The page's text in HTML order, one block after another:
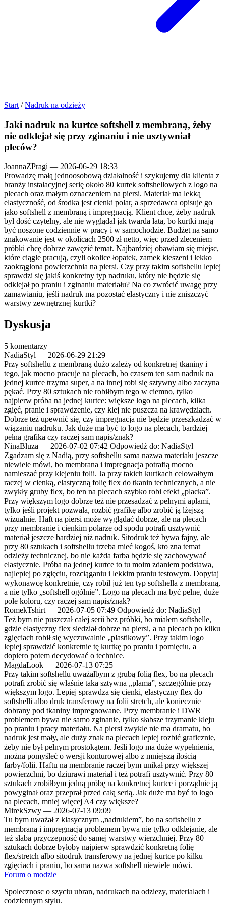
Start / Nadruk na odzieży
Jaki nadruk na kurtce softshell z membraną, żeby
nie odklejał się przy zginaniu i nie usztywniał
pleców?
JoannaZPragi — 2026-06-29 18:33
Prowadzę małą jednoosobową działalność i szykujemy dla klienta z
branży instalacyjnej serię około 80 kurtek softshellowych z logo na
plecach oraz małym oznaczeniem na piersi. Materiał ma lekką
elastyczność, od środka jest cienki polar, a sprzedawca opisuje go
jako softshell z membraną i impregnacją. Klient chce, żeby nadruk
był dość czytelny, ale nie wyglądał jak twarda łata, bo kurtki mają
być noszone codziennie w pracy i w samochodzie. Budżet na samo
znakowanie jest w okolicach 2500 zł netto, więc przed zleceniem
próbki chcę dobrze zawęzić temat. Najbardziej obawiam się miejsc,
które ciągle pracują, czyli okolice łopatek, zamek kieszeni i lekko
zaokrąglona powierzchnia na piersi. Czy przy takim softshellu lepiej
sprawdzi się jakiś konkretny typ nadruku, który nie będzie się
odklejał po praniu i zginaniu materiału? Na co zwrócić uwagę przy
zamawianiu, jeśli nadruk ma pozostać elastyczny i nie zniszczyć
warstwy zewnętrznej kurtki?
Dyskusja
5 komentarzy
NadiaStyl — 2026-06-29 21:29
Przy softshellu z membraną dużo zależy od konkretnej tkaniny i
tego, jak mocno pracuje na plecach, bo czasem ten sam nadruk na
jednej kurtce trzyma super, a na innej robi się sztywny albo zaczyna
pękać. Przy 80 sztukach nie robiłbym tego w ciemno, tylko
najpierw próba na jednej kurtce: większe logo na plecach, kilka
zgięć, pranie i sprawdzenie, czy klej nie puszcza na krawędziach.
Dobrze też upewnić się, czy impregnacja nie będzie przeszkadzać w
wiązaniu nadruku. Jak duże ma być to logo na plecach, bardziej
pełna grafika czy raczej sam napis/znak?
NinaBluza — 2026-07-02 07:42 Odpowiedź do: NadiaStyl
Zgadzam się z Nadią, przy softshellu sama nazwa materiału jeszcze
niewiele mówi, bo membrana i impregnacja potrafią mocno
namieszać przy klejeniu folii. Ja przy takich kurtkach celowałbym
raczej w cienką, elastyczną folię flex do tkanin technicznych, a nie
zwykły gruby flex, bo ten na plecach szybko robi efekt „placka”.
Przy większym logo dobrze też nie przesadzać z pełnymi aplami,
tylko jeśli projekt pozwala, rozbić grafikę albo zrobić ją lżejszą
wizualnie. Haft na piersi może wyglądać dobrze, ale na plecach
przy membranie i cienkim polarze od spodu potrafi usztywnić
materiał jeszcze bardziej niż nadruk. Sitodruk też bywa fajny, ale
przy 80 sztukach i softshellu trzeba mieć kogoś, kto zna temat
odzieży technicznej, bo nie każda farba będzie się zachowywać
elastycznie. Próba na jednej kurtce to tu moim zdaniem podstawa,
najlepiej po zgięciu, rozciąganiu i lekkim praniu testowym. Dopytaj
wykonawcę konkretnie, czy robił już ten typ softshella z membraną,
a nie tylko „softshell ogólnie”. Logo na plecach ma być pełne, duże
pole koloru, czy raczej sam napis/znak?
RomekTshirt — 2026-07-05 07:49 Odpowiedź do: NadiaStyl
Też bym nie puszczał całej serii bez próbki, bo miałem softshelle,
gdzie elastyczny flex siedział dobrze na piersi, a na plecach po kilku
zgięciach robił się wyczuwalnie „plastikowy”. Przy takim logo
lepiej sprawdzić konkretnie tę kurtkę po praniu i pomięciu, a
dopiero potem decydować o technice.
MagdaLook — 2026-07-13 07:25
Przy takim softshellu uważałbym z grubą folią flex, bo na plecach
potrafi zrobić się właśnie taka sztywna „plama”, szczególnie przy
większym logo. Lepiej sprawdza się cienki, elastyczny flex do
softshelli albo druk transferowy na folii stretch, ale koniecznie
dobrany pod tkaniny impregnowane. Przy membranie i DWR
problemem bywa nie samo zginanie, tylko słabsze trzymanie kleju
po praniu i pracy materiału. Na piersi zwykle nie ma dramatu, bo
nadruk jest mały, ale duży znak na plecach lepiej rozbić graficznie,
żeby nie był pełnym prostokątem. Jeśli logo ma duże wypełnienia,
można pomyśleć o wersji konturowej albo z mniejszą ilością
farby/folii. Haftu na membranie raczej bym unikał przy większej
powierzchni, bo dziurawi materiał i też potrafi usztywnić. Przy 80
sztukach zrobiłbym jedną próbę na konkretnej kurtce i porządnie ją
powyginał oraz przeprał przed całą serią. Jak duże ma być to logo
na plecach, mniej więcej A4 czy większe?
MirekSzwy — 2026-07-13 09:09
Tu bym uważał z klasycznym „nadrukiem”, bo na softshellu z
membraną i impregnacją problemem bywa nie tylko odklejanie, ale
też słaba przyczepność do samej warstwy wierzchniej. Przy 80
sztukach dobrze byłoby najpierw sprawdzić konkretną folię
flex/stretch albo sitodruk transferowy na jednej kurtce po kilku
zgięciach i praniu, bo sama nazwa softshell niewiele mówi.
Forum o modzie
Spolecznosc o szyciu ubran, nadrukach na odziezy, materialach i
codziennym stylu.